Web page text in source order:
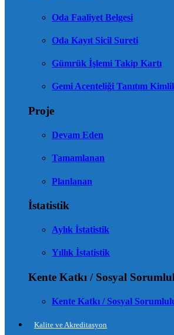
Oda Faaliyet Belgesi
Oda Kayıt Sicil Sureti
Gümrük İşlemi Takip Kartı
Gemi Acenteliği Tanıtım
Proje
Devam Eden
Tamamlanan
Planlanan
İstatistik
Aylık İstatistik
Yıllık İstatistik
Kente Katkı / Sosyal
Kente Katkı / Sosyal
Kalite ve Akreditasyon